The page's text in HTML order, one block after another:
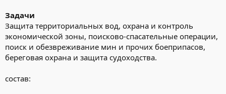
Задачи
Защита территориальных вод, охрана и контроль
экономической зоны, поисково-спасательные операции,
поиск и обезвреживание мин и прочих боеприпасов,
береговая охрана и защита судоходства.
состав: